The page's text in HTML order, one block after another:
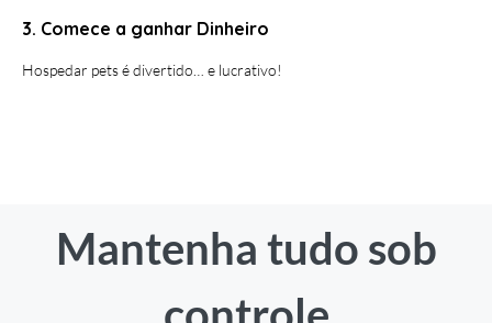
3. Comece a ganhar Dinheiro
Hospedar pets é divertido… e lucrativo!
Mantenha tudo sob